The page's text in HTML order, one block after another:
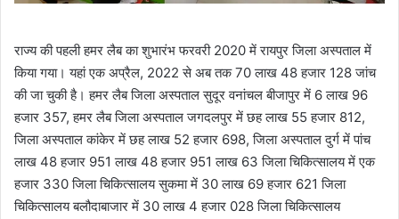
राज्य की पहली हमर लैब का शुभारंभ फरवरी 2020 में रायपुर जिला अस्पताल में
किया गया। यहां एक अप्रैल, 2022 से अब तक 70 लाख 48 हजार 128 जांच
की जा चुकी है। हमर लैब जिला अस्पताल सुदूर वनांचल बीजापुर में 6 लाख 96
हजार 357, हमर लैब जिला अस्पताल जगदलपुर में छह लाख 55 हजार 812,
जिला अस्पताल कांकेर में छह लाख 52 हजार 698, जिला अस्पताल दुर्ग में पांच
लाख 48 हजार 951 लाख 48 हजार 951 लाख 63 जिला चिकित्सालय में एक
हजार 330 जिला चिकित्सालय सुकमा में 30 लाख 69 हजार 621 जिला
चिकित्सालय बलौदाबाजार में 30 लाख 4 हजार 028 जिला चिकित्सालय